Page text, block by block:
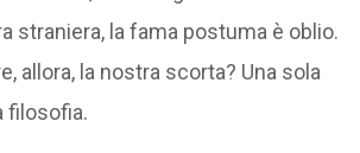
straniera, la fama postuma è oblio.
allora, la nostra scorta? Una sola
filosofia.